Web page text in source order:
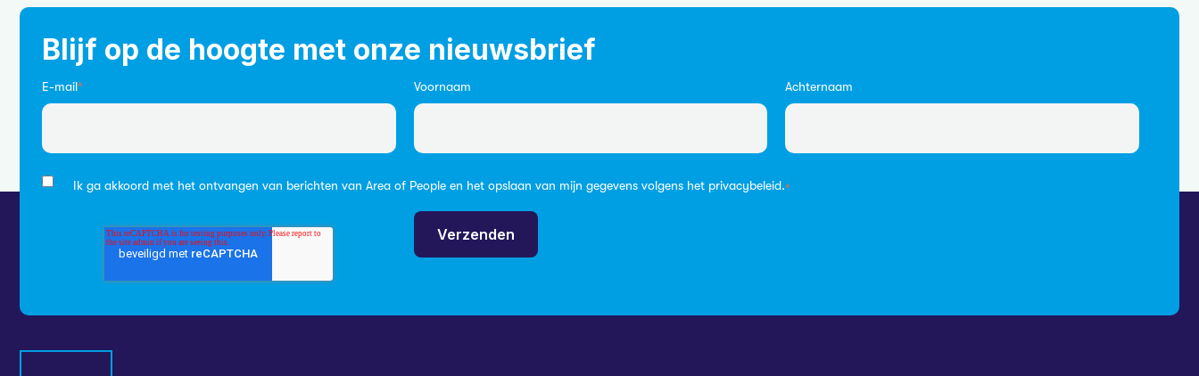
Blijf op de hoogte met onze nieuwsbrief
E-mail* Voornaam Achternaam
Ik ga akkoord met het ontvangen van berichten van Area of People en het opslaan van mijn gegevens volgens het privacybeleid.*